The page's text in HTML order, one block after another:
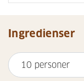
Ingredienser